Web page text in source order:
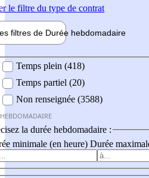
le filtre du type de contrat
filtres de Durée hebdomadaire
Temps plein (418)
Temps partiel (20)
Non renseignée (3588)
la durée hebdomadaire :
minimale (en heure) Durée